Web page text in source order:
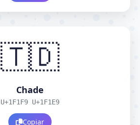
🇹🇩
Chade
U+1F1F9 U+1F1E9
Copiar